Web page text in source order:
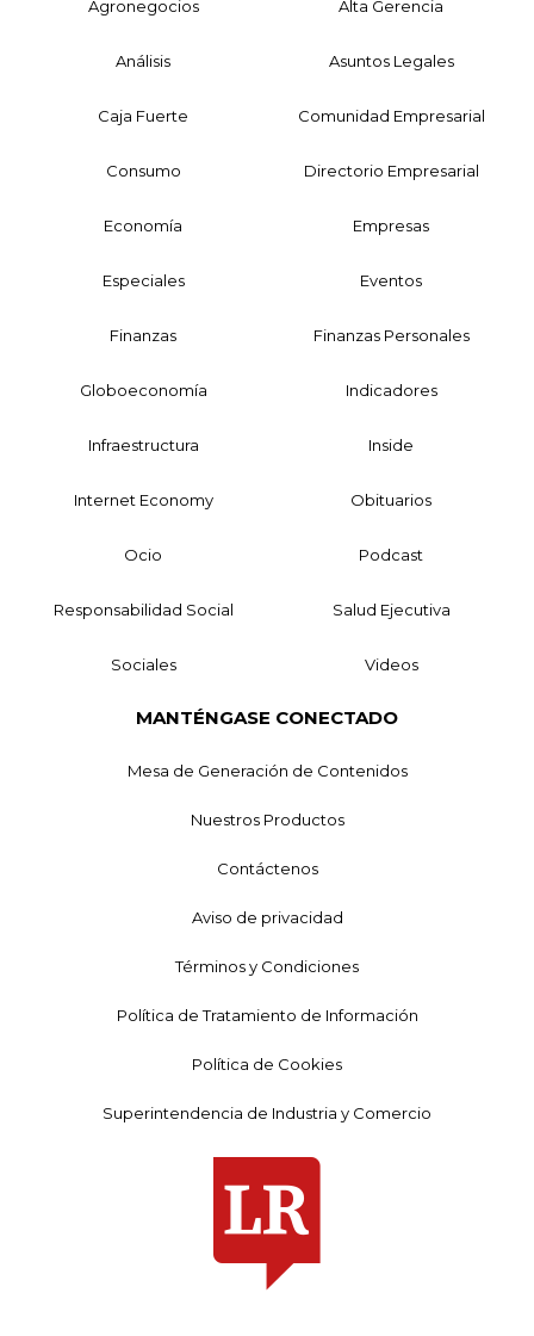
Agronegocios Alta Gerencia
Análisis Asuntos Legales
Caja Fuerte Comunidad Empresarial
Consumo Directorio Empresarial
Economía Empresas
Especiales Eventos
Finanzas Finanzas Personales
Globoeconomía Indicadores
Infraestructura Inside
Internet Economy Obituarios
Ocio Podcast
Responsabilidad Social Salud Ejecutiva
Sociales Videos
MANTÉNGASE CONECTADO
Mesa de Generación de Contenidos
Nuestros Productos
Contáctenos
Aviso de privacidad
Términos y Condiciones
Política de Tratamiento de Información
Política de Cookies
Superintendencia de Industria y Comercio